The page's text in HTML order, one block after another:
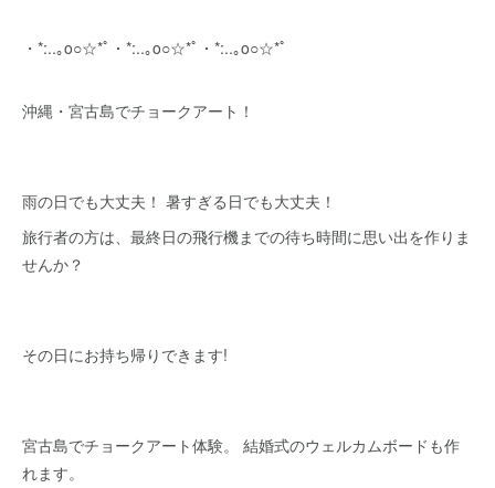
・*:..｡o○☆*ﾟ・*:..｡o○☆*ﾟ・*:..｡o○☆*ﾟ
沖縄・宮古島でチョークアート！
雨の日でも大丈夫！ 暑すぎる日でも大丈夫！
旅行者の方は、最終日の飛行機までの待ち時間に思い出を作りま
せんか？
その日にお持ち帰りできます!
宮古島でチョークアート体験。 結婚式のウェルカムボードも作
れます。